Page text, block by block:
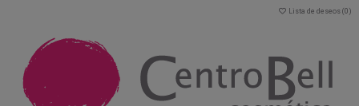
Lista de deseos (0 )